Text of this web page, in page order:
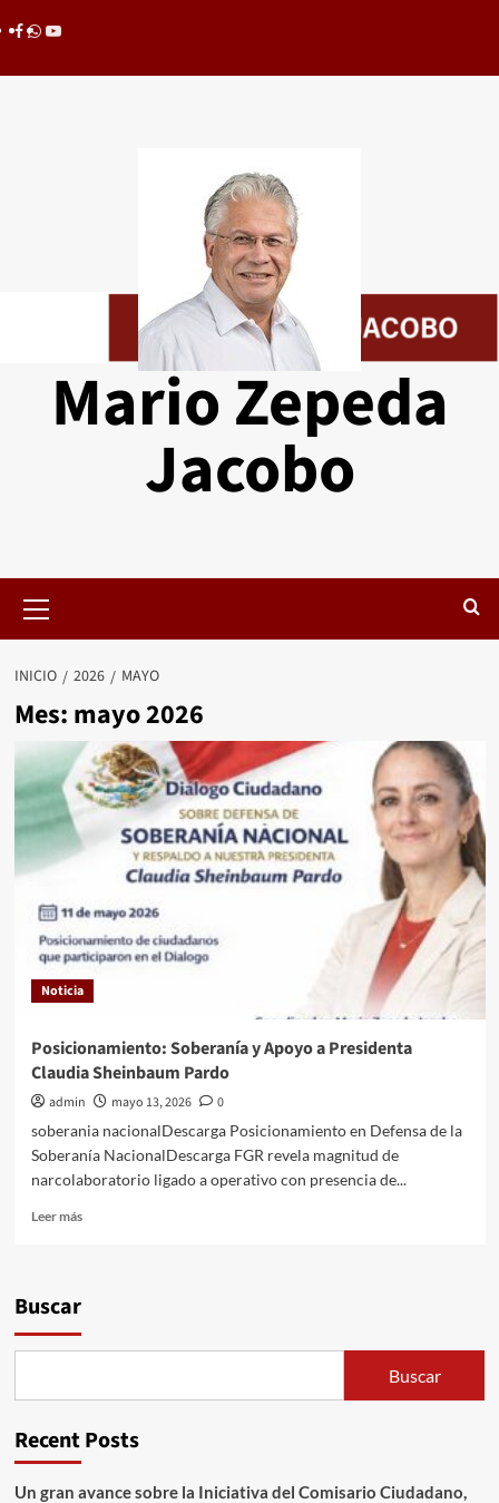
al
Facebook
whatsapp
youtube
Mario Zepeda
Jacobo
primario
INICIO 2026 MAYO
Mes: mayo 2026
Noticia
Posicionamiento: Soberanía y Apoyo a Presidenta
Claudia Sheinbaum Pardo
admin mayo 13, 2026
0
soberania nacionalDescarga Posicionamiento en Defensa de la
Soberanía NacionalDescarga FGR revela magnitud de
narcolaboratorio ligado a operativo con presencia de...
Leer másLeer
Apoyo
Claudia
Pardo
Buscar
Buscar
Recent Posts
Un gran avance sobre la Iniciativa del Comisario Ciudadano,